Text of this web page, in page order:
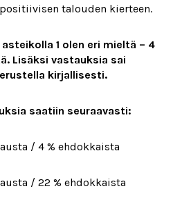
talouden kierteen.
1 olen eri mieltä – 4
Lisäksi vastauksia sai
kirjallisesti.
saatiin seuraavasti:
/ 4 % ehdokkaista
/ 22 % ehdokkaista